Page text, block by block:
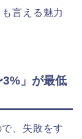
言える魅力
」が最低
、失敗をす